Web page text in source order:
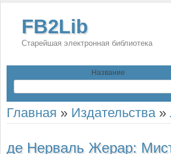
FB2Lib
Старейшая электронная библиотека
Название
Главная » Издательства»
де Нерваль Жерар: